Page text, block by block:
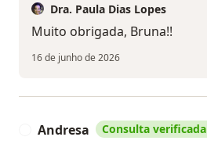
Dra. Paula Dias Lopes
Muito obrigada, Bruna!!
16 de junho de 2026
Andresa Consulta verificada